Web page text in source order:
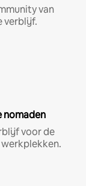
van
verblijf.
nomaden
voor de